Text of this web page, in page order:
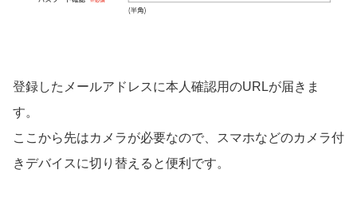
登録したメールアドレスに本人確認用のURLが届きま
す。
ここから先はカメラが必要なので、スマホなどのカメラ付
きデバイスに切り替えると便利です。